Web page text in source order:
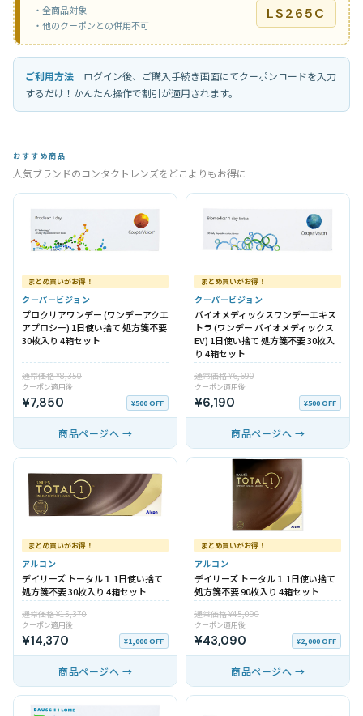
・全商品対象
・他のクーポンとの併用不可
LS265C
ご利用方法 ログイン後、ご購入手続き画面にてクーポンコードを入力
するだけ！かんたん操作で割引が適用されます。
おすすめ商品
人気ブランドのコンタクトレンズをどこよりもお得に
まとめ買いがお得！
クーパービジョン
プロクリアワンデー (ワンデーアクエ
アプロシー) 1日使い捨て 処方箋不要
30枚入り 4箱セット
通常価格 ¥8,350
クーポン適用後
¥7,850 ¥500 OFF
商品ページへ →
まとめ買いがお得！
クーパービジョン
バイオメディックスワンデーエキス
トラ (ワンデー バイオメディックス
EV) 1日使い捨て 処方箋不要 30枚入
り 4箱セット
通常価格 ¥6,690
クーポン適用後
¥6,190 ¥500 OFF
商品ページへ →
まとめ買いがお得！
アルコン
デイリーズ トータル１ 1日使い捨て
処方箋不要 30枚入り 4箱セット
通常価格 ¥15,370
クーポン適用後
¥14,370 ¥1,000 OFF
商品ページへ →
まとめ買いがお得！
アルコン
デイリーズ トータル１ 1日使い捨て
処方箋不要 90枚入り 4箱セット
通常価格 ¥45,090
クーポン適用後
¥43,090 ¥2,000 OFF
商品ページへ →